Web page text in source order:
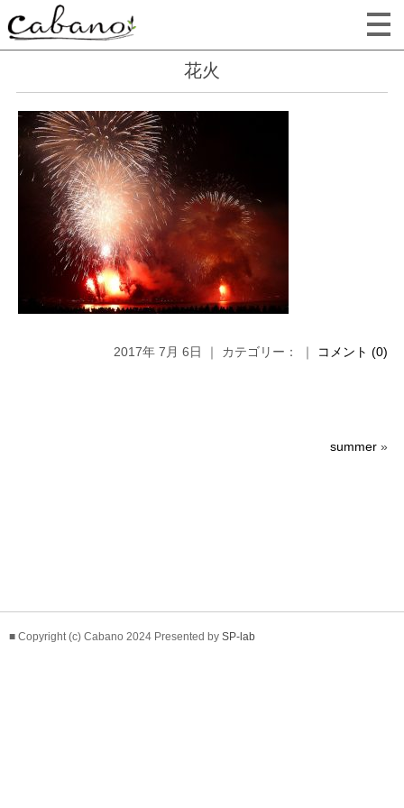
花火
2017年 7月 6日 ｜ カテゴリー： ｜ コメント (0)
summer »
■ Copyright (c) Cabano 2024 Presented by SP-lab